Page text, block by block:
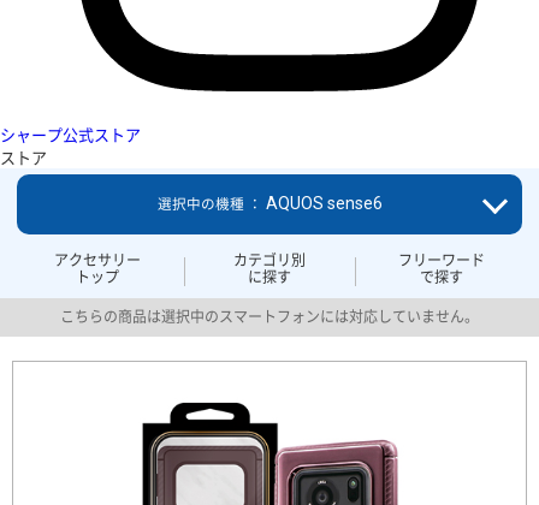
シャープ公式ストア
ストア
アクセサリー
トップ
カテゴリ別
に探す
フリーワード
で探す
選択中の機種 ： AQUOS sense6
こちらの商品は選択中のスマートフォンには対応していません。